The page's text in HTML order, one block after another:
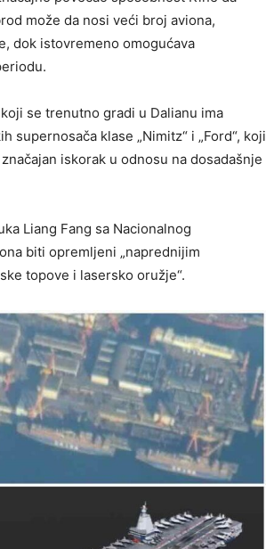
može da nosi veći broj aviona,
dok istovremeno omogućava
se trenutno gradi u Dalianu ima
supernosača klase „Nimitz“ i „Ford“, koji
iskorak u odnosu na dosadašnje
Liang Fang sa Nacionalnog
biti opremljeni „naprednijim
topove i lasersko oružje“.